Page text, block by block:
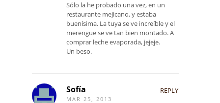
Sólo la he probado una vez, en un
restaurante mejicano, y estaba
buenísima. La tuya se ve increíble y el
merengue se ve tan bien montado. A
comprar leche evaporada, jejeje.
Un beso.
Sofía
MAR 25, 2013
REPLY